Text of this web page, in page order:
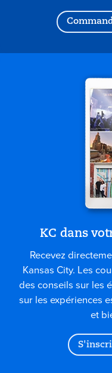
KC dans
Recevez
Kansas City. Les
des conseils sur les
sur les expériences
et